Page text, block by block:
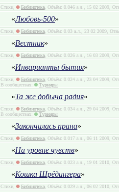
Стихи, Библиотека, Объём: 0.046 а.л., 15 02 2009,
«Любовь-500»
Стихи, Библиотека, Объём: 0.03 а.л., 23 02 2009,
«Вестник»
Стихи, Библиотека, Объём: 0.026 а.л., 16 03 2009,
«Инварианты бытия»
Стихи, Библиотека, Объём: 0.024 а.л., 23 04 2009,
В сообществах:
Турниры
«Та же добыча радия»
Стихи, Библиотека, Объём: 0.034 а.л., 29 04 2009,
В сообществах:
Турниры
«Закончилась прана»
Стихи, Библиотека, Объём: 0.017 а.л., 06 11 2009,
«На уровне чувств»
Стихи, Библиотека, Объём: 0.023 а.л., 19 01 2010,
«Кошка Шрёдингера»
Стихи, Библиотека, Объём: 0.029 а.л., 06 02 2010,